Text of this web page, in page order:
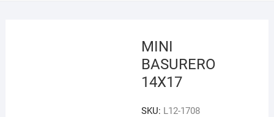
MINI
BASURERO
14X17
SKU: L12-1708